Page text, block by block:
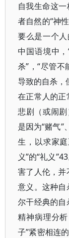
自我生命这
者自然的“神
要么是一个
中国语境中
杀”，“尽管
导致的自杀，
在正常人的
悲剧（或闹
是因为“赌气”
生，以求家
义”的“礼义
害了人伦，
意义。这种
尔干经典的
精神病理分
子”紧密相连